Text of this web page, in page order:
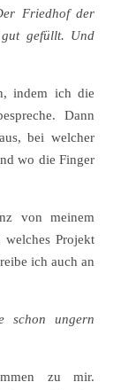
Friedhof der
gut gefüllt. Und
indem ich die
Dann
bei welcher
wo die Finger
von meinem
Projekt
ich auch an
schon ungern
zu mir.